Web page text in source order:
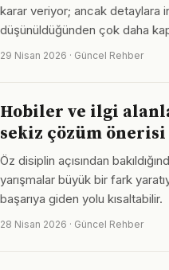
karar veriyor; ancak detaylara
düşünüldüğünden çok daha
29 Nisan 2026 · Güncel Rehber
Hobiler ve ilgi
sekiz çözüm önerisi
Öz disiplin açısından
yarışmalar büyük bir fark
başarıya giden yolu kısaltabilir.
28 Nisan 2026 · Güncel Rehber